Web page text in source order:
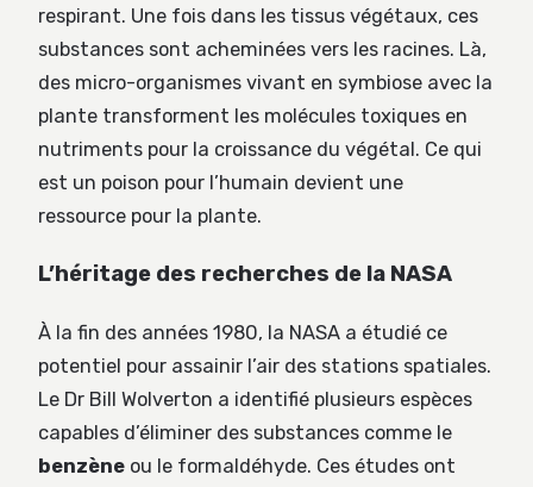
respirant. Une fois dans les tissus végétaux, ces
substances sont acheminées vers les racines. Là,
des micro-organismes vivant en symbiose avec la
plante transforment les molécules toxiques en
nutriments pour la croissance du végétal. Ce qui
est un poison pour l’humain devient une
ressource pour la plante.
L’héritage des recherches de la NASA
À la fin des années 1980, la NASA a étudié ce
potentiel pour assainir l’air des stations spatiales.
Le Dr Bill Wolverton a identifié plusieurs espèces
capables d’éliminer des substances comme le
benzène ou le formaldéhyde. Ces études ont